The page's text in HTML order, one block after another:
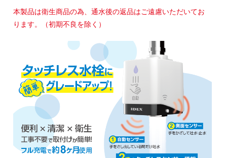
本製品は衛生商品の為、通水後の返品はご遠慮いただいてお
ります。（初期不良を除く）